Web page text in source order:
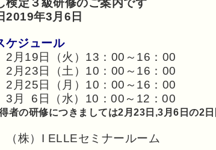
年3月6日
ケジュール
19日（火）13：00～16：00
日（土）10：00～16：00
日（月）10：00～16：00
（水）10：00～12：00
者の研修につきましては2月23日,3月6日の2
）I ELLEセミナールーム